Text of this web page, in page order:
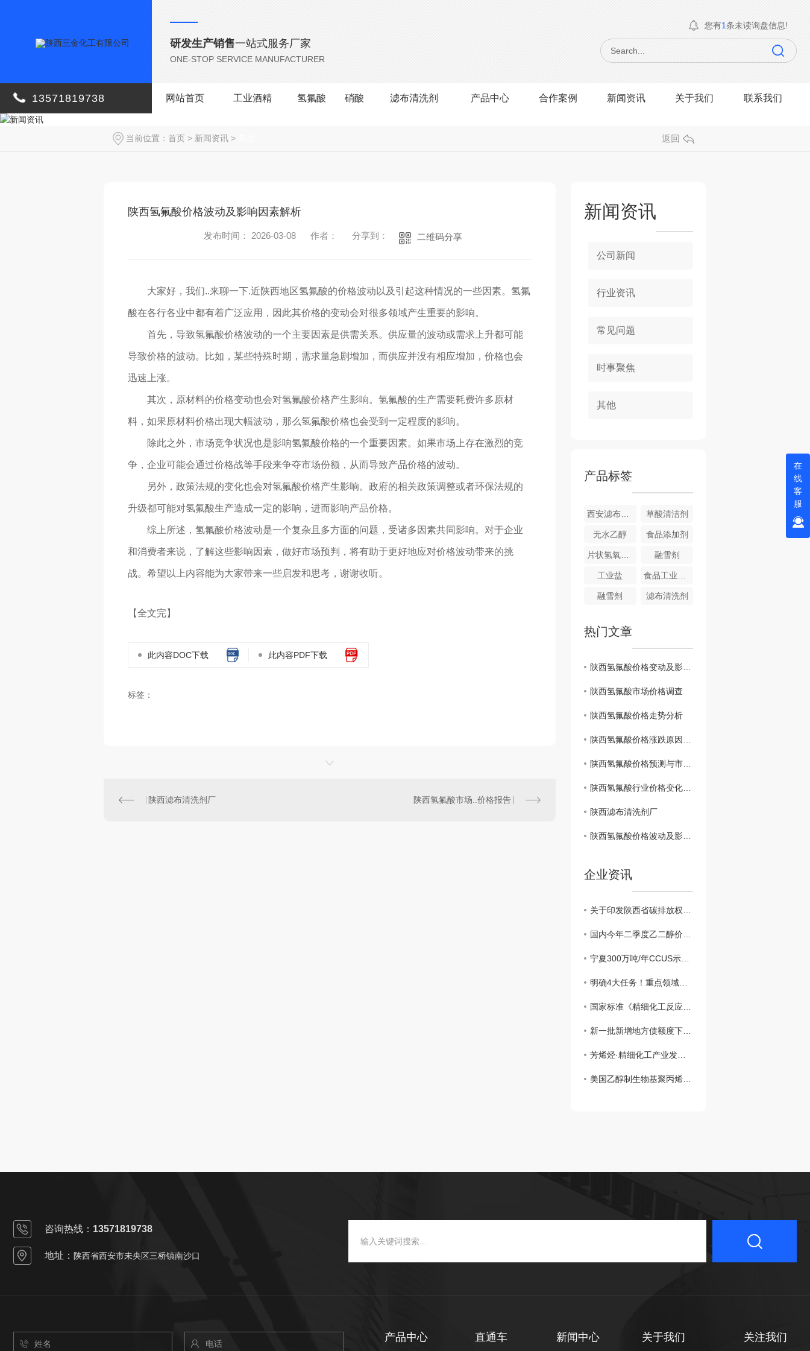
研发生产销售一站式服务厂家
ONE-STOP SERVICE MANUFACTURER
您有1条未读询盘信息!
13571819738 网站首页 工业酒精 氢氟酸 硝酸 滤布清洗剂 产品中心 合作案例 新闻资讯 关于我们 联系我们
当前位置： 首页 > 新闻资讯 > 返回
陕西氢氟酸价格波动及影响因素解析
发布时间： 2026-03-08 作者： 分享到： 二维码分享
大家好，我们..来聊一下.近陕西地区氢氟酸的价格波动以及引起这种情况的一些因素。氢氟
酸在各行各业中都有着广泛应用，因此其价格的变动会对很多领域产生重要的影响。
首先，导致氢氟酸价格波动的一个主要因素是供需关系。供应量的波动或需求上升都可能
导致价格的波动。比如，某些特殊时期，需求量急剧增加，而供应并没有相应增加，价格也会
迅速上涨。
其次，原材料的价格变动也会对氢氟酸价格产生影响。氢氟酸的生产需要耗费许多原材
料，如果原材料价格出现大幅波动，那么氢氟酸价格也会受到一定程度的影响。
除此之外，市场竞争状况也是影响氢氟酸价格的一个重要因素。如果市场上存在激烈的竞
争，企业可能会通过价格战等手段来争夺市场份额，从而导致产品价格的波动。
另外，政策法规的变化也会对氢氟酸价格产生影响。政府的相关政策调整或者环保法规的
升级都可能对氢氟酸生产造成一定的影响，进而影响产品价格。
综上所述，氢氟酸价格波动是一个复杂且多方面的问题，受诸多因素共同影响。对于企业
和消费者来说，了解这些影响因素，做好市场预判，将有助于更好地应对价格波动带来的挑
战。希望以上内容能为大家带来一些启发和思考，谢谢收听。
【全文完】
此内容DOC下载 此内容PDF下载
标签：
陕西滤布清洗剂厂 陕西氢氟酸市场..价格报告
新闻资讯
公司新闻
行业资讯
常见问题
时事聚焦
其他
产品标签
西安滤布清洗剂 草酸清洁剂
无水乙醇 食品添加剂
片状氢氧化钠 融雪剂
工业盐 食品工业碱性清洗剂
融雪剂 滤布清洗剂
热门文章
陕西氢氟酸价格变动及影响因素
陕西氢氟酸市场价格调查
陕西氢氟酸价格走势分析
陕西氢氟酸价格涨跌原因分析
陕西氢氟酸价格预测与市场展望
陕西氢氟酸行业价格变化趋势研究
陕西滤布清洗剂厂
陕西氢氟酸价格波动及影响因素解析
企业资讯
关于印发陕西省碳排放权交易管理实施细则（试行）的通知（有效）
国内今年二季度乙二醇价格小幅上涨
宁夏300万吨/年CCUS示范项目..开工建设
明确4大任务！重点领域节能降碳工作现场会召开
国家标准《精细化工反应 风险评估规范》发布实施
新一批新增地方债额度下达 重大项目将加快落地
芳烯烃·精细化工产业发展大会在辽阳召开
美国乙醇制生物基聚丙烯市场悄然升温
咨询热线： 13571819738
地址： 陕西省西安市未央区三桥镇南沙口
产品中心 直通车 新闻中心 关于我们 关注我们
在
线
客
服